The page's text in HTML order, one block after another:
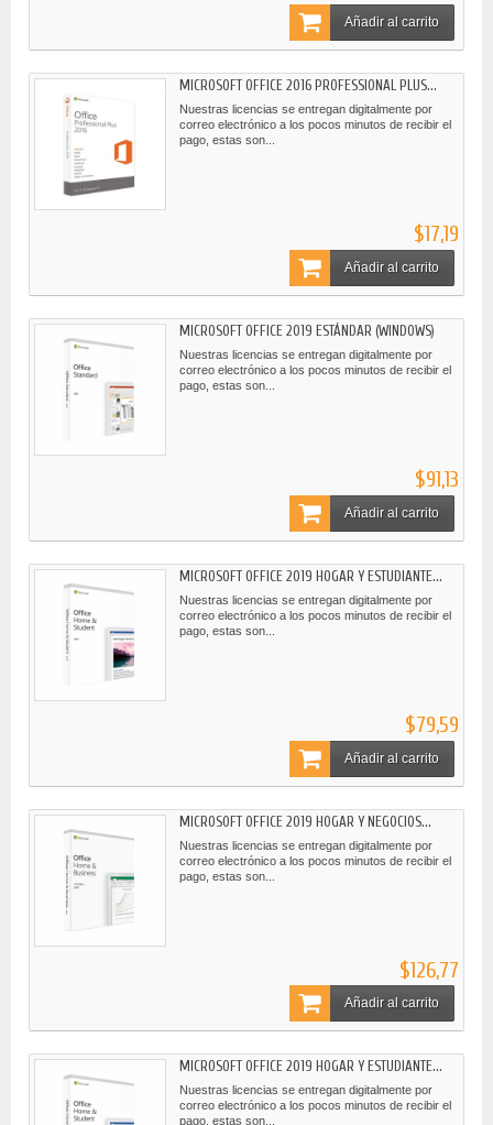
Añadir al carrito
MICROSOFT OFFICE 2016 PROFESSIONAL PLUS...
Nuestras licencias se entregan digitalmente por
correo electrónico a los pocos minutos de recibir el
pago, estas son...
$17,19
Añadir al carrito
MICROSOFT OFFICE 2019 ESTÁNDAR (WINDOWS)
Nuestras licencias se entregan digitalmente por
correo electrónico a los pocos minutos de recibir el
pago, estas son...
$91,13
Añadir al carrito
MICROSOFT OFFICE 2019 HOGAR Y ESTUDIANTE...
Nuestras licencias se entregan digitalmente por
correo electrónico a los pocos minutos de recibir el
pago, estas son...
$79,59
Añadir al carrito
MICROSOFT OFFICE 2019 HOGAR Y NEGOCIOS...
Nuestras licencias se entregan digitalmente por
correo electrónico a los pocos minutos de recibir el
pago, estas son...
$126,77
Añadir al carrito
MICROSOFT OFFICE 2019 HOGAR Y ESTUDIANTE...
Nuestras licencias se entregan digitalmente por
correo electrónico a los pocos minutos de recibir el
pago, estas son...